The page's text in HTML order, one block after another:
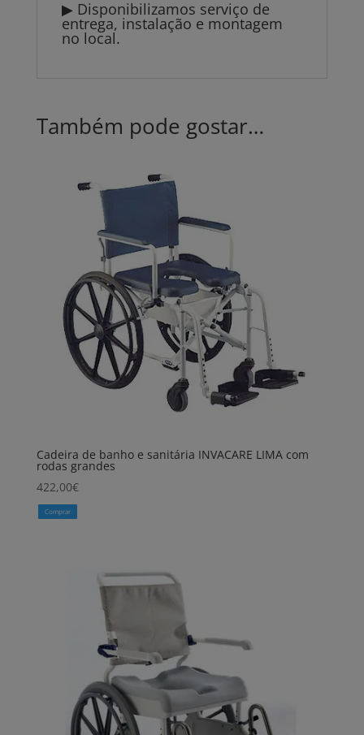
▶ Disponibilizamos serviço de
entrega, instalação e montagem
no local.
Também pode gostar…
Cadeira de banho e sanitária INVACARE LIMA com
rodas grandes
422,00€
Comprar